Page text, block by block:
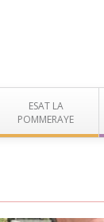
ESAT LA
POMMERAYE